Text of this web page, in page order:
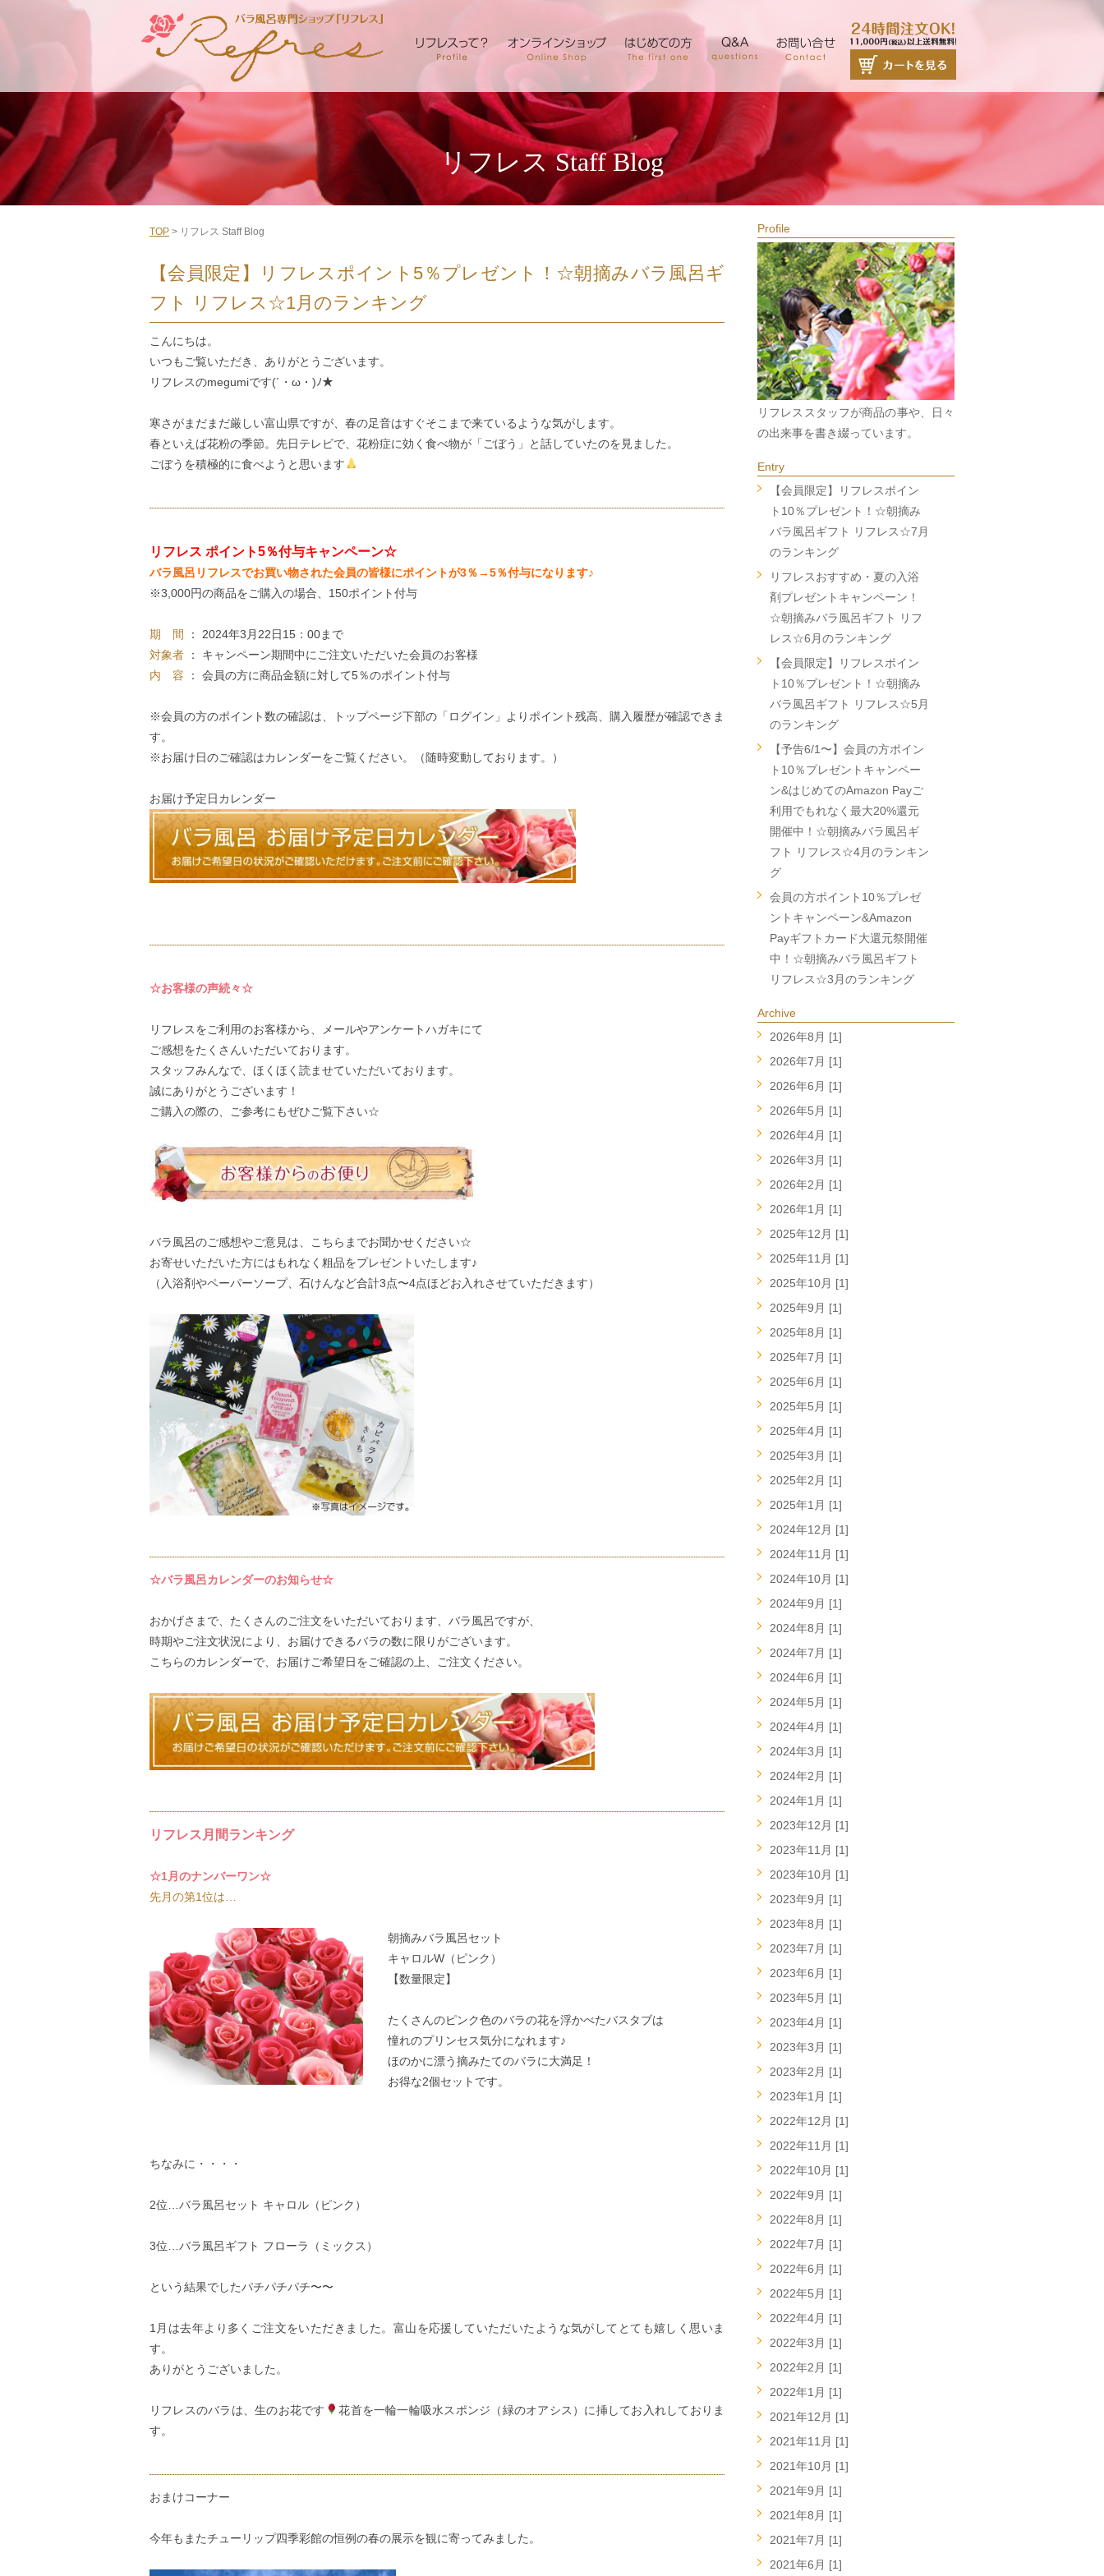
リフレス Staff Blog
TOP > リフレス Staff Blog
【会員限定】リフレスポイント5％プレゼント！☆朝摘みバラ風呂ギ
フト リフレス☆1月のランキング
こんにちは。
いつもご覧いただき、ありがとうございます。
リフレスのmegumiです(´・ω・)ﾉ★
寒さがまだまだ厳しい富山県ですが、春の足音はすぐそこまで来ているような気がします。
春といえば花粉の季節。先日テレビで、花粉症に効く食べ物が「ごぼう」と話していたのを見ました。
ごぼうを積極的に食べようと思います
リフレス ポイント5％付与キャンペーン☆
バラ風呂リフレスでお買い物された会員の皆様にポイントが3％→5％付与になります♪
※3,000円の商品をご購入の場合、150ポイント付与
期 間
： 2024年3月22日15：00まで
対象者 ： キャンペーン期間中にご注文いただいた会員のお客様
内 容
： 会員の方に商品金額に対して5％のポイント付与
※会員の方のポイント数の確認は、トップページ下部の「ログイン」よりポイント残高、購入履歴が確認できま
す。
※お届け日のご確認はカレンダーをご覧ください。（随時変動しております。）
お届け予定日カレンダー
☆お客様の声続々☆
リフレスをご利用のお客様から、メールやアンケートハガキにて
ご感想をたくさんいただいております。
スタッフみんなで、ほくほく読ませていただいております。
誠にありがとうございます！
ご購入の際の、ご参考にもぜひご覧下さい☆
バラ風呂のご感想やご意見は、 こちら までお聞かせください☆
お寄せいただいた方にはもれなく粗品をプレゼントいたします♪
（入浴剤やペーパーソープ、石けんなど合計3点〜4点ほどお入れさせていただきます）
☆バラ風呂カレンダーのお知らせ☆
おかげさまで、たくさんのご注文をいただいております、バラ風呂ですが、
時期やご注文状況により、お届けできるバラの数に限りがございます。
こちらのカレンダーで、お届けご希望日をご確認の上、ご注文ください。
リフレス月間ランキング
☆1月のナンバーワン☆
先月の第1位は…
朝摘みバラ風呂セット
キャロルW（ピンク）
【数量限定】
たくさんのピンク色のバラの花を浮かべたバスタブは
憧れのプリンセス気分になれます♪
ほのかに漂う摘みたてのバラに大満足！
お得な2個セットです。
ちなみに・・・・
2位… バラ風呂セット キャロル（ピンク）
3位… バラ風呂ギフト フローラ（ミックス）
という結果でしたパチパチパチ〜〜
1月は去年より多くご注文をいただきました。富山を応援していただいたような気がしてとても嬉しく思いま
す。
ありがとうございました。
リフレスのバラは、生のお花です
花首を一輪一輪吸水スポンジ（緑のオアシス）に挿してお入れしておりま
す。
おまけコーナー
今年もまたチューリップ四季彩館の恒例の春の展示を観に寄ってみました。
Profile
リフレススタッフが商品の事や、日々
の出来事を書き綴っています。
Entry
【会員限定】リフレスポイン
ト10％プレゼント！☆朝摘み
バラ風呂ギフト リフレス☆7月
のランキング
リフレスおすすめ・夏の入浴
剤プレゼントキャンペーン！
☆朝摘みバラ風呂ギフト リフ
レス☆6月のランキング
【会員限定】リフレスポイン
ト10％プレゼント！☆朝摘み
バラ風呂ギフト リフレス☆5月
のランキング
【予告6/1〜】会員の方ポイン
ト10％プレゼントキャンペー
ン&はじめてのAmazon Payご
利用でもれなく最大20%還元
開催中！☆朝摘みバラ風呂ギ
フト リフレス☆4月のランキン
グ
会員の方ポイント10％プレゼ
ントキャンペーン&Amazon
Payギフトカード大還元祭開催
中！☆朝摘みバラ風呂ギフト
リフレス☆3月のランキング
Archive
2026年8月 [1]
2026年7月 [1]
2026年6月 [1]
2026年5月 [1]
2026年4月 [1]
2026年3月 [1]
2026年2月 [1]
2026年1月 [1]
2025年12月 [1]
2025年11月 [1]
2025年10月 [1]
2025年9月 [1]
2025年8月 [1]
2025年7月 [1]
2025年6月 [1]
2025年5月 [1]
2025年4月 [1]
2025年3月 [1]
2025年2月 [1]
2025年1月 [1]
2024年12月 [1]
2024年11月 [1]
2024年10月 [1]
2024年9月 [1]
2024年8月 [1]
2024年7月 [1]
2024年6月 [1]
2024年5月 [1]
2024年4月 [1]
2024年3月 [1]
2024年2月 [1]
2024年1月 [1]
2023年12月 [1]
2023年11月 [1]
2023年10月 [1]
2023年9月 [1]
2023年8月 [1]
2023年7月 [1]
2023年6月 [1]
2023年5月 [1]
2023年4月 [1]
2023年3月 [1]
2023年2月 [1]
2023年1月 [1]
2022年12月 [1]
2022年11月 [1]
2022年10月 [1]
2022年9月 [1]
2022年8月 [1]
2022年7月 [1]
2022年6月 [1]
2022年5月 [1]
2022年4月 [1]
2022年3月 [1]
2022年2月 [1]
2022年1月 [1]
2021年12月 [1]
2021年11月 [1]
2021年10月 [1]
2021年9月 [1]
2021年8月 [1]
2021年7月 [1]
2021年6月 [1]